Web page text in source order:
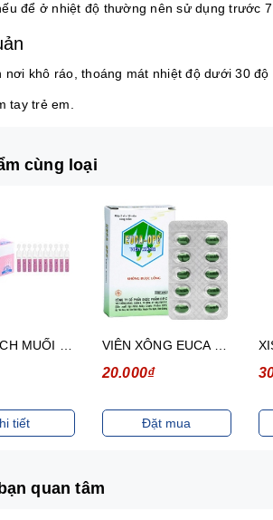
để ở nhiệt độ thường nên sử dụng trước 7
nơi khô ráo, thoáng mát nhiệt độ dưới 30 độ
tay trẻ em.
cùng loại
tiết
20.000₫
Đặt mua
quan tâm